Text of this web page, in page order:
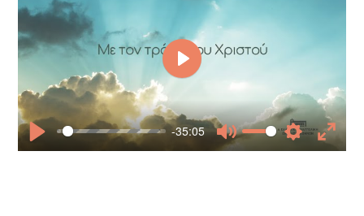
Play
-35:05
Mute
SettingsEnter
Play